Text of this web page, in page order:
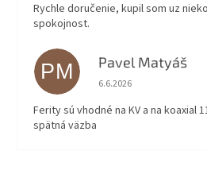
Rychle doručenie, kupil som uz
spokojnost.
PM Pavel Matyáš
Hodnotenie obchodu
6.6.2026
Ferity sú vhodné na KV a na koaxial
spätná väzba